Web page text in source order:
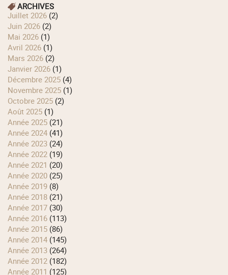
ARCHIVES
juillet 2026 (2)
juin 2026 (2)
mai 2026 (1)
avril 2026 (1)
mars 2026 (2)
janvier 2026 (1)
décembre 2025 (4)
novembre 2025 (1)
octobre 2025 (2)
août 2025 (1)
année 2025 (21)
année 2024 (41)
année 2023 (24)
année 2022 (19)
année 2021 (20)
année 2020 (25)
année 2019 (8)
année 2018 (21)
année 2017 (30)
année 2016 (113)
année 2015 (86)
année 2014 (145)
année 2013 (264)
année 2012 (182)
année 2011 (125)